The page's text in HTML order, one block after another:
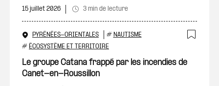
15 juillet 2026 3 min de lecture
PYRÉNÉES-ORIENTALES # NAUTISME
# ÉCOSYSTÈME ET TERRITOIRE
Le groupe Catana frappé par les incendies de
Canet-en-Roussillon